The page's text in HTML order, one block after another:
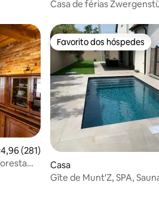
Casa de férias
média de 4,96 em 5
4,96 (281)
Favorito dos hóspedes
Favorito dos hóspedes
Casa
Gîte de Munt'Z, SPA,